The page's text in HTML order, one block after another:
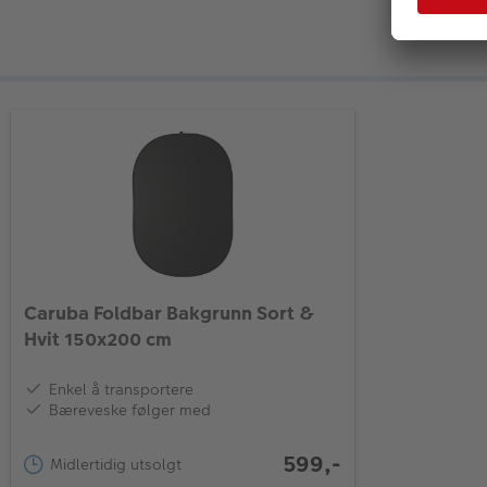
Caruba Foldbar Bakgrunn Sort &
Hvit 150x200 cm
Enkel å transportere
Bæreveske følger med
Midlertidig utsolgt 599,-